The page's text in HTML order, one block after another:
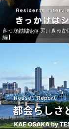
きっかけはシェア、きっ
編】